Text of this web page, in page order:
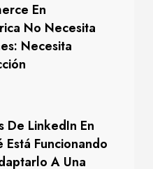
En
No Necesita
Necesita
De LinkedIn En
Funcionando
A Una